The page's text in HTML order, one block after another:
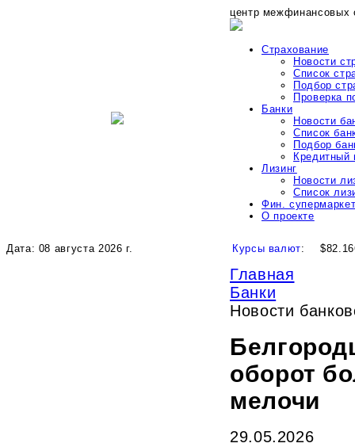
центр межфинансовых
Страхование
Новости
Список
Подбор
Проверка
Банки
Новости
Список
Подбор
Кредитный
Лизинг
Новости
Список
Фин.
О проекте
Дата: 08 августа 2026 г. Курсы валют:
Главная
Банки
Новости
оборот
мелочи
29.05.2026